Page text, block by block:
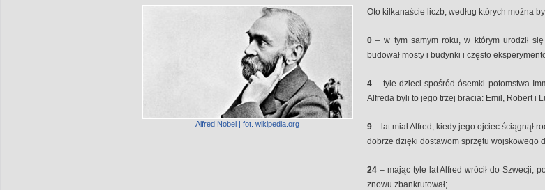
Oto kilkanaście liczb, według których można
0 – w tym samym roku, w którym urodził
budował mosty i budynki i często
4 – tyle dzieci spośród ósemki potomstwa
Alfreda byli to jego trzej bracia: Emil, Robert i
9 – lat miał Alfred, kiedy jego ojciec ściągnął
dobrze dzięki dostawom sprzętu wojskowego
24 – mając tyle lat Alfred wrócił do Szwecji,
znowu zbankrutował;
Alfred Nobel | fot. wikipedia.org